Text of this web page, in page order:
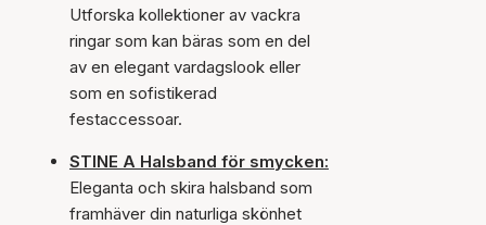
Utforska kollektioner av vackra
ringar som kan bäras som en del
av en elegant vardagslook eller
som en sofistikerad
festaccessoar.
STINE A Halsband för smycken:
Eleganta och skira halsband som
framhäver din naturliga skönhet